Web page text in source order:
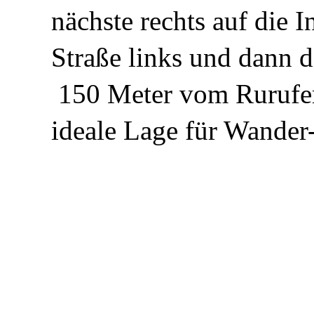
nächste rechts auf die
Straße links und dann
150 Meter vom
ideale Lage für